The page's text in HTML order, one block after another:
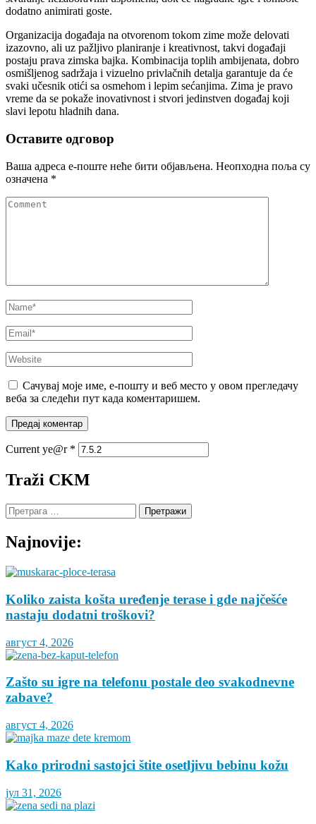
dodatno animirati goste.
Organizacija događaja na otvorenom tokom zime može delovati
izazovno, ali uz pažljivo planiranje i kreativnost, takvi događaji
postaju prava zimska bajka. Kombinacija toplih ambijenata, dobro
osmišljenog sadržaja i vizuelno privlačnih detalja garantuje da će
svaki učesnik otići sa osmehom i lepim sećanjima. Zima je pravo
vreme da se pokaže inovativnost i stvori jedinstven događaj koji
slavi lepotu hladnih dana.
Оставите одговор
Ваша адреса е-поште неће бити објављена. Неопходна поља су
означена *
Comment
Name*
Email*
Website
Сачувај моје име, е-пошту и веб место у овом прегледачу
веба за следећи пут када коментаришем.
Current ye@r *
Traži CKM
Претрага
за:
Najnovije:
Koliko zaista košta uređenje terase i gde najčešće
nastaju dodatni troškovi?
август 4, 2026
Zašto su igre na telefonu postale deo svakodnevne
zabave?
август 4, 2026
Kako prirodni sastojci štite osetljivu bebinu kožu
јул 31, 2026